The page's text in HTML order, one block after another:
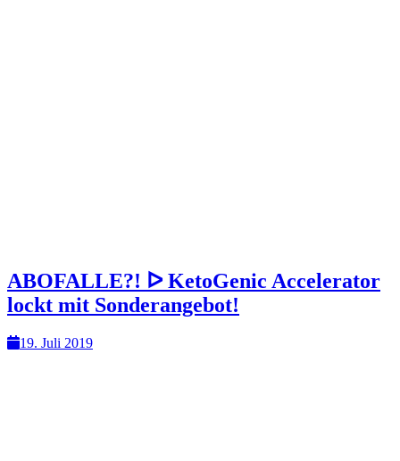
ABOFALLE?! ᐅ KetoGenic Accelerator
lockt mit Sonderangebot!
19. Juli 2019